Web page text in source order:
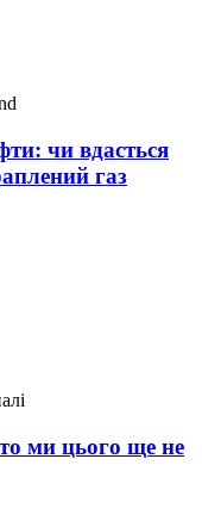
чи вдасться
газ
ми цього ще не